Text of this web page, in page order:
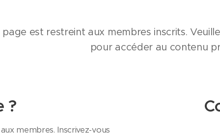
est restreint aux membres inscrits.
pour accéder au contenu
?
membres. Inscrivez-vous